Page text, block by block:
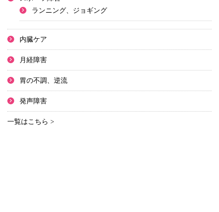
ランニング、ジョギング
内臓ケア
月経障害
胃の不調、逆流
発声障害
一覧はこちら >